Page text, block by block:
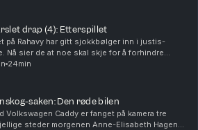
drap (4): Etterspillet
på Rahavy har gitt sjokkbølger inn i justis-
Nå sier de at noe skal skje for å forhindre
saker. Men kommer lovnadene til å bli fulgt
24min
saken: Den røde bilen
Volkswagen Caddy er fanget på kamera tre
steder morgenen Anne-Elisabeth Hagen